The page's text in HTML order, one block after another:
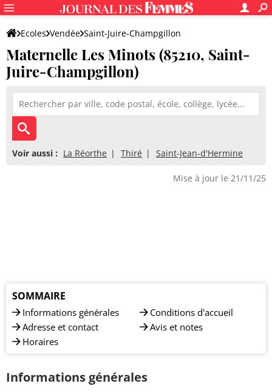
Ecoles Vendée Saint-Juire-Champgillon
Maternelle Les Minots
Maternelle Les Minots (85210, Saint-
Juire-Champgillon)
Voir aussi : La Réorthe Thiré Saint-Jean-d'Hermine
Mise à jour le 21/11/25
SOMMAIRE
Informations générales
Adresse et contact
Horaires
Conditions d'accueil
Avis et notes
Informations générales